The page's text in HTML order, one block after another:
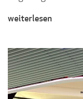
weiterlesen